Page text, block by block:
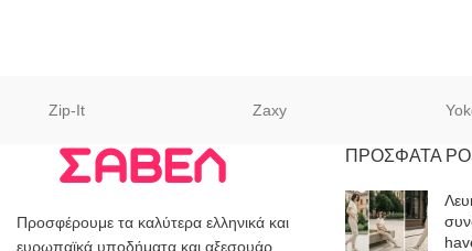
Zip-It Zaxy
Προσφέρουμε τα καλύτερα ελληνικά και
ευρωπαϊκά υποδήματα και αξεσουάρ
ΠΡΟΣΦΑΤΑ